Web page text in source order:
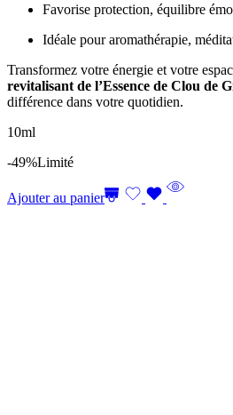
Favorise protection, équilibre
Idéale pour aromathérapie,
Transformez votre énergie et votre
revitalisant de l’Essence de Clou de
différence dans votre quotidien.
10ml
-49%Limité
Ajouter au panier